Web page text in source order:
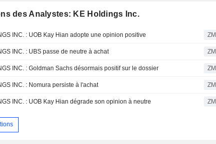
des Analystes: KE Holdings Inc.
INC. : UOB Kay Hian adopte une opinion positive ZM
INC. : UBS passe de neutre à achat ZM
INC. : Goldman Sachs désormais positif sur le dossier ZM
INC. : Nomura persiste à l'achat ZM
INC. : UOB Kay Hian dégrade son opinion à neutre ZM